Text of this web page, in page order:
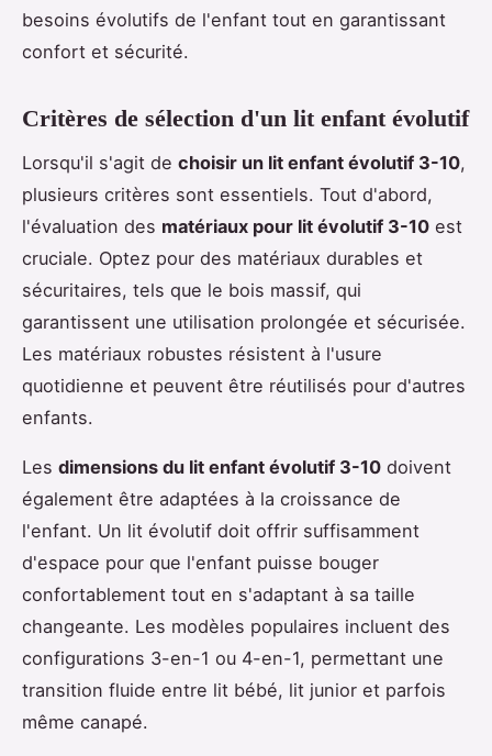
besoins évolutifs de l'enfant tout en garantissant
confort et sécurité.
Critères de sélection d'un lit enfant évolutif
Lorsqu'il s'agit de choisir un lit enfant évolutif 3-10,
plusieurs critères sont essentiels. Tout d'abord,
l'évaluation des matériaux pour lit évolutif 3-10 est
cruciale. Optez pour des matériaux durables et
sécuritaires, tels que le bois massif, qui
garantissent une utilisation prolongée et sécurisée.
Les matériaux robustes résistent à l'usure
quotidienne et peuvent être réutilisés pour d'autres
enfants.
Les dimensions du lit enfant évolutif 3-10 doivent
également être adaptées à la croissance de
l'enfant. Un lit évolutif doit offrir suffisamment
d'espace pour que l'enfant puisse bouger
confortablement tout en s'adaptant à sa taille
changeante. Les modèles populaires incluent des
configurations 3-en-1 ou 4-en-1, permettant une
transition fluide entre lit bébé, lit junior et parfois
même canapé.